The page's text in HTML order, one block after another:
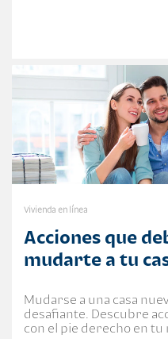
Vivienda en línea
Acciones que
mudarte a tu
Mudarse a una casa
desafiante. Descubre
con el pie derecho en tu